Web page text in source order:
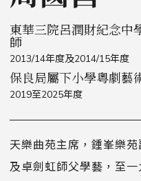
東華三院呂潤財紀念中
師
2013/14年度及2014/15年度
保良局屬下小學粵劇藝
2019至2025年度
天樂曲苑主席，鍾峯樂
及卓劍虹師父學藝，至